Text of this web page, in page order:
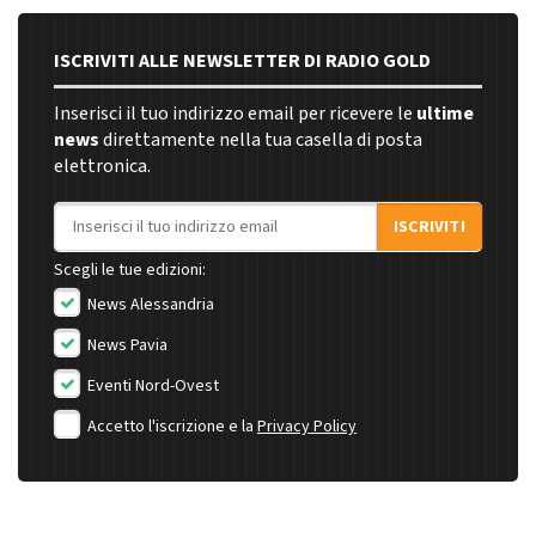
ISCRIVITI ALLE NEWSLETTER DI RADIO GOLD
Inserisci il tuo indirizzo email per ricevere le ultime
newsdirettamente nella tua casella di posta
elettronica.
Indirizzo email
ISCRIVITI
Scegli le tue edizioni:
News Alessandria
News Pavia
Eventi Nord-Ovest
Accetto l'iscrizione e la Privacy Policy